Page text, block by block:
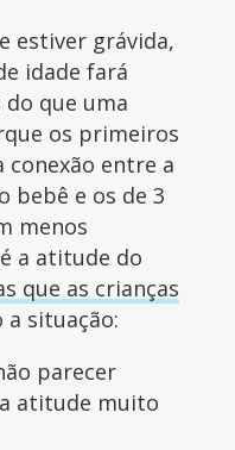
estiver grávida,
idade fará
que uma
os primeiros
entre a
bebê e os de 3
menos
a atitude do
que as crianças
situação:
parecer
atitude muito